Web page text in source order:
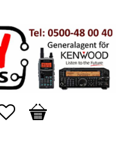
Favorites
Basket